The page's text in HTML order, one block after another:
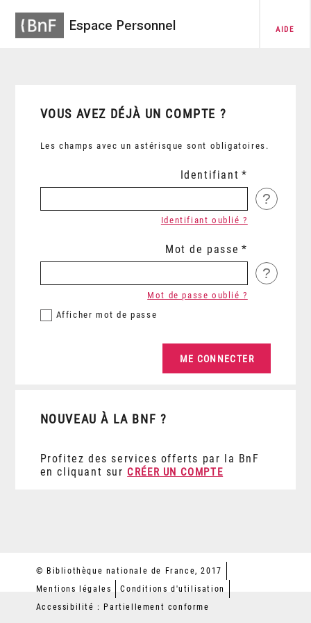
Espace Personnel AIDE
VOUS AVEZ DÉJÀ UN COMPTE ?
Les champs avec un astérisque sont obligatoires.
Identifiant
?
Identifiant oublié ?
Mot de passe
?
Afficher mot de passe
Mot de passe oublié ?
NOUVEAU À LA BNF ?
Profitez des services offerts par la BnF
en cliquant sur CRÉER UN COMPTE
© Bibliothèque nationale de France, 2017
Mentions légales
Conditions d'utilisation
Accessibilité : Partiellement conforme